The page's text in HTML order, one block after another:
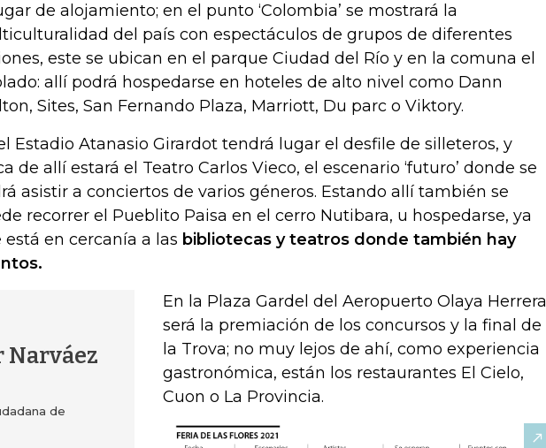
de alojamiento; en el punto ‘Colombia’ se mostrará la
del país con espectáculos de grupos de diferentes
este se ubican en el parque Ciudad del Río y en la comuna el
allí podrá hospedarse en hoteles de alto nivel como Dann
Sites, San Fernando Plaza, Marriott, Du parc o Viktory.
Estadio Atanasio Girardot tendrá lugar el desfile de silleteros, y
de allí estará el Teatro Carlos Vieco, el escenario ‘futuro’ donde se
asistir a conciertos de varios géneros. Estando allí también se
recorrer el Pueblito Paisa en el cerro Nutibara, u hospedarse, ya
está en cercanía a las bibliotecas y teatros donde también hay
Narváez
de
En la Plaza Gardel del Aeropuerto Olaya Herrera
será la premiación de los concursos y la final de
la Trova; no muy lejos de ahí, como experiencia
gastronómica, están los restaurantes El Cielo,
Cuon o La Provincia.